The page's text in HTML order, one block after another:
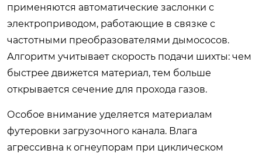
применяются автоматические заслонки с
электроприводом, работающие в связке с
частотными преобразователями дымососов.
Алгоритм учитывает скорость подачи шихты: чем
быстрее движется материал, тем больше
открывается сечение для прохода газов.
Особое внимание уделяется материалам
футеровки загрузочного канала. Влага
агрессивна к огнеупорам при циклическом